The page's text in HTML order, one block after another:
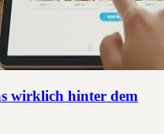
wirklich hinter dem